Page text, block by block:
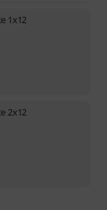
1x12
2x12